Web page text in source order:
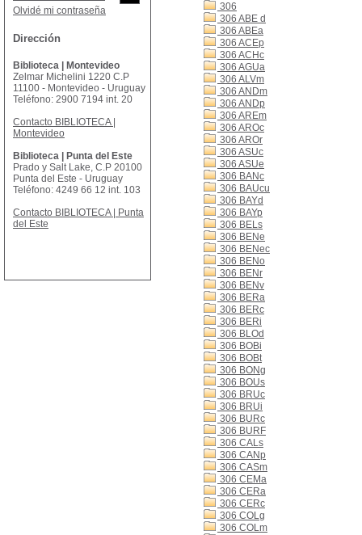
306
306 ABE d
306 ABEa
306 ACEp
306 ACHc
306 AGUa
306 ALVm
306 ANDm
306 ANDp
306 AREm
306 AROc
306 AROr
306 ASUc
306 ASUe
306 BANc
306 BAUcu
306 BAYd
306 BAYp
306 BELs
306 BENe
306 BENec
306 BENo
306 BENr
306 BENv
306 BERa
306 BERc
306 BERi
306 BLOd
306 BOBi
306 BOBt
306 BONg
306 BOUs
306 BRUc
306 BRUi
306 BURc
306 BURF
306 CALs
306 CANp
306 CASm
306 CEMa
306 CERa
306 CERc
306 COLg
306 COLm
Olvidé mi contraseña
Dirección
Biblioteca | Montevideo
Zelmar Michelini 1220 C.P
11100 - Montevideo - Uruguay
Teléfono: 2900 7194 int. 20
Contacto BIBLIOTECA |
Montevideo
Biblioteca | Punta del Este
Prado y Salt Lake, C.P 20100
Punta del Este - Uruguay
Teléfono: 4249 66 12 int. 103
Contacto BIBLIOTECA | Punta
del Este